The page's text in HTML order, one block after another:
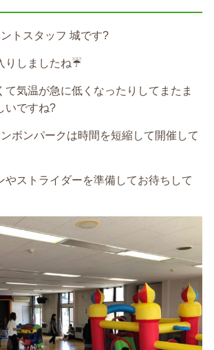
トスタッフ 城です?
りしましたね☔️
て気温が急に低くなったりしてまたま
いですね?
ボンパークは時間を短縮して開催して
やストライダーを準備してお待ちして